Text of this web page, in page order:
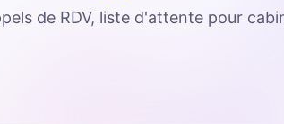
de RDV, liste d'attente pour